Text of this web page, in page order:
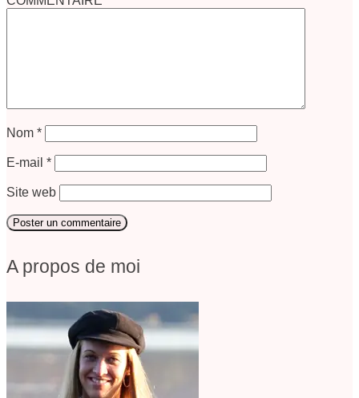
Nom *
E-mail *
Site web
A propos de moi